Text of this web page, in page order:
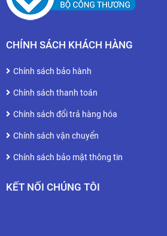
CHÍNH SÁCH KHÁCH HÀNG
Chính sách bảo hành
Chính sách thanh toán
Chính sách đổi trả hàng hóa
Chính sách vận chuyển
Chính sách bảo mật thông tin
KẾT NỐI CHÚNG TÔI